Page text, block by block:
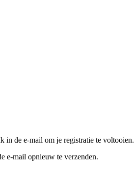
in de e-mail om je registratie te voltooien.
e-mail opnieuw te verzenden.